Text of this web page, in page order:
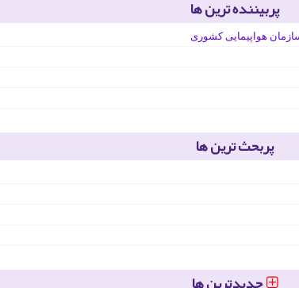
پربیننده ترین ها
هواپیمایی کشوری
پربحث ترین ها